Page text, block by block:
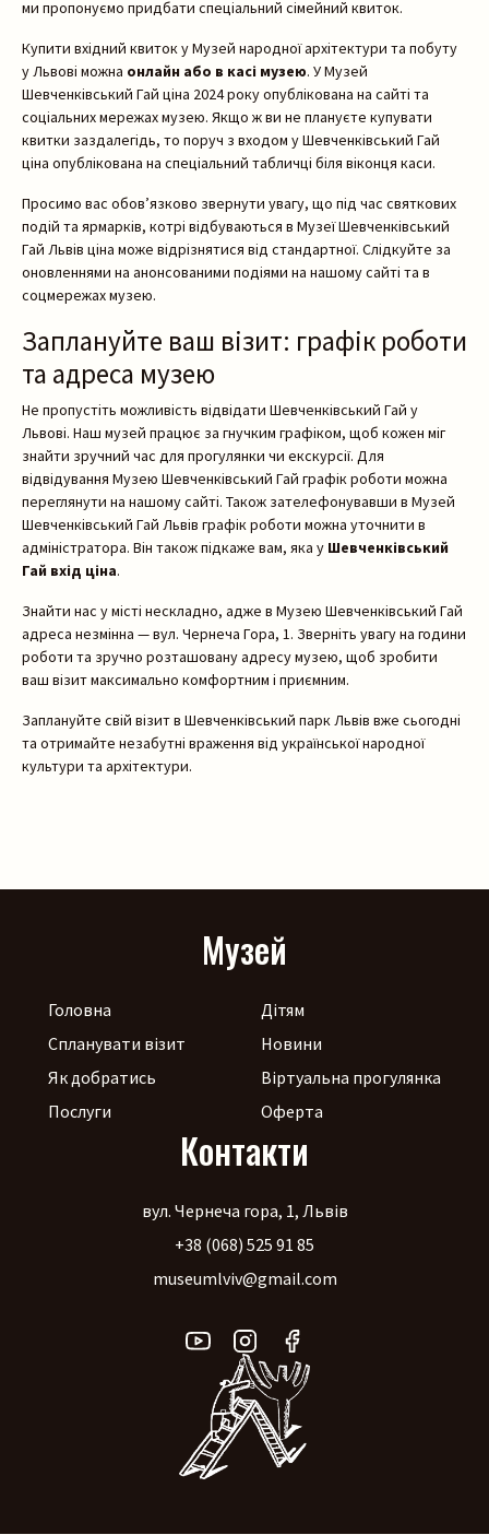
ми пропонуємо придбати спеціальний сімейний квиток.
Купити вхідний квиток у Музей народної архітектури та побуту
у Львові можна онлайн або в касі музею. У Музей
Шевченківський Гай ціна 2024 року опублікована на сайті та
соціальних мережах музею. Якщо ж ви не плануєте купувати
квитки заздалегідь, то поруч з входом у Шевченківський Гай
ціна опублікована на спеціальний табличці біля віконця каси.
Просимо вас обов’язково звернути увагу, що під час святкових
подій та ярмарків, котрі відбуваються в Музеї Шевченківський
Гай Львів ціна може відрізнятися від стандартної. Слідкуйте за
оновленнями на анонсованими подіями на нашому сайті та в
соцмережах музею.
Заплануйте ваш візит: графік роботи
та адреса музею
Не пропустіть можливість відвідати Шевченківський Гай у
Львові. Наш музей працює за гнучким графіком, щоб кожен міг
знайти зручний час для прогулянки чи екскурсії. Для
відвідування Музею Шевченківський Гай графік роботи можна
переглянути на нашому сайті. Також зателефонувавши в Музей
Шевченківський Гай Львів графік роботи можна уточнити в
адміністратора. Він також підкаже вам, яка у Шевченківський
Гай вхід ціна.
Знайти нас у місті нескладно, адже в Музею Шевченківський Гай
адреса незмінна — вул. Чернеча Гора, 1. Зверніть увагу на години
роботи та зручно розташовану адресу музею, щоб зробити
ваш візит максимально комфортним і приємним.
Заплануйте свій візит в Шевченківський парк Львів вже сьогодні
та отримайте незабутні враження від української народної
культури та архітектури.
Музей
Головна
Спланувати візит
Як добратись
Послуги
Дітям
Новини
Віртуальна прогулянка
Оферта
Контакти
вул. Чернеча гора, 1, Львів
+38 (068) 525 91 85
museumlviv@gmail.com